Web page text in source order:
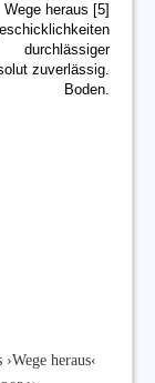
Wege heraus [5]
durchlässiger
zuverlässig.
Boden.
heraus‹